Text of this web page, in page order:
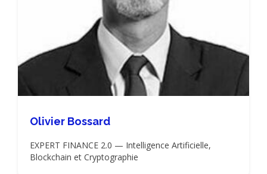
Olivier Bossard
EXPERT FINANCE 2.0 — Intelligence Artificielle,
Blockchain et Cryptographie